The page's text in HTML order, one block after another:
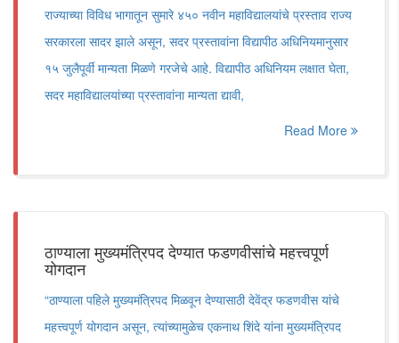
राज्याच्या विविध भागातून सुमारे ४५० नवीन महाविद्यालयांचे प्रस्ताव राज्य
सरकारला सादर झाले असून, सदर प्रस्तावांना विद्यापीठ अधिनियमानुसार
१५ जुलैपूर्वी मान्यता मिळणे गरजेचे आहे. विद्यापीठ अधिनियम लक्षात घेता,
सदर महाविद्यालयांच्या प्रस्तावांना मान्यता द्यावी,
Read More
ठाण्याला मुख्यमंत्रिपद देण्यात फडणवीसांचे महत्त्वपूर्ण
योगदान
“ठाण्याला पहिले मुख्यमंत्रिपद मिळवून देण्यासाठी देवेंद्र फडणवीस यांचे
महत्त्वपूर्ण योगदान असून, त्यांच्यामुळेच एकनाथ शिंदे यांना मुख्यमंत्रिपद